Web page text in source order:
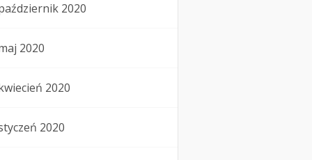
2020
2020
2020
2020